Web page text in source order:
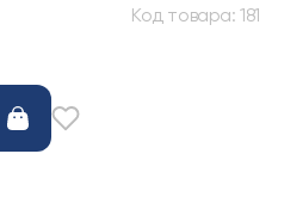
Код товара:181